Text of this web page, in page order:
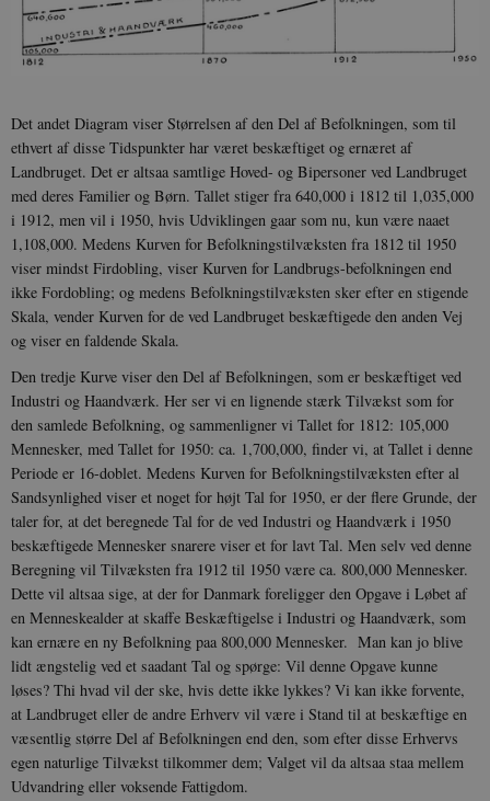
Det andet Diagram viser Størrelsen af den Del af Befolkningen, som til
ethvert af disse Tidspunkter har været beskæftiget og ernæret af
Landbruget. Det er altsaa samtlige Hoved- og Bipersoner ved Landbruget
med deres Familier og Børn. Tallet stiger fra 640,000 i 1812 til 1,035,000
i 1912, men vil i 1950, hvis Udviklingen gaar som nu, kun være naaet
1,108,000. Medens Kurven for Befolkningstilvæksten fra 1812 til 1950
viser mindst Firdobling, viser Kurven for Landbrugs-befolkningen end
ikke Fordobling; og medens Befolkningstilvæksten sker efter en stigende
Skala, vender Kurven for de ved Landbruget beskæftigede den anden Vej
og viser en faldende Skala.
Den tredje Kurve viser den Del af Befolkningen, som er beskæftiget ved
Industri og Haandværk. Her ser vi en lignende stærk Tilvækst som for
den samlede Befolkning, og sammenligner vi Tallet for 1812: 105,000
Mennesker, med Tallet for 1950: ca. 1,700,000, finder vi, at Tallet i denne
Periode er 16-doblet. Medens Kurven for Befolkningstilvæksten efter al
Sandsynlighed viser et noget for højt Tal for 1950, er der flere Grunde, der
taler for, at det beregnede Tal for de ved Industri og Haandværk i 1950
beskæftigede Mennesker snarere viser et for lavt Tal. Men selv ved denne
Beregning vil Tilvæksten fra 1912 til 1950 være ca. 800,000 Mennesker.
Dette vil altsaa sige, at der for Danmark foreligger den Opgave i Løbet af
en Menneskealder at skaffe Beskæftigelse i Industri og Haandværk, som
kan ernære en ny Befolkning paa 800,000 Mennesker. Man kan jo blive
lidt ængstelig ved et saadant Tal og spørge: Vil denne Opgave kunne
løses? Thi hvad vil der ske, hvis dette ikke lykkes? Vi kan ikke forvente,
at Landbruget eller de andre Erhverv vil være i Stand til at beskæftige en
væsentlig større Del af Befolkningen end den, som efter disse Erhvervs
egen naturlige Tilvækst tilkommer dem; Valget vil da altsaa staa mellem
Udvandring eller voksende Fattigdom.